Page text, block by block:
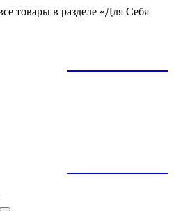
товары в разделе «Для Себя